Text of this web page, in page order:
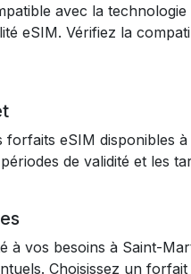
avec la
eSIM. Vérifiez la
eSIM disponibles
de validité et les
à vos besoins à Saint-
Choisissez un